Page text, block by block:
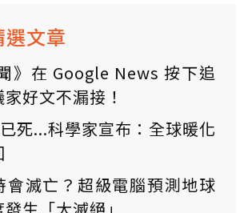
選文章
》在 Google News 按下追
好文不漏接！
死...科學家宣布：全球暖化
會滅亡？超級電腦預測地球